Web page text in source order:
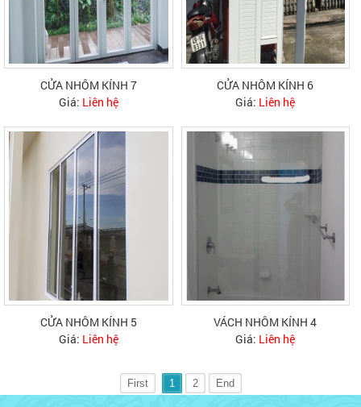
CỬA NHÔM KÍNH 7
Giá: Liên hệ
CỬA NHÔM KÍNH 6
Giá: Liên hệ
CỬA NHÔM KÍNH 5
Giá: Liên hệ
VÁCH NHÔM KÍNH 4
Giá: Liên hệ
First 1 2 End